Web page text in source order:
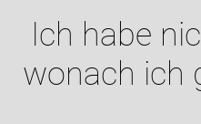
Ich habe
wonach ich